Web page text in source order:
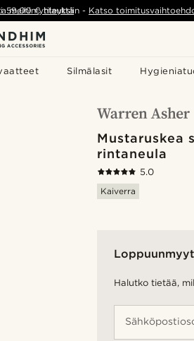
Silmälasit
59,00 €tilauksiin - Katso
meihin yhteyttä
Mustaruskea
rintaneula
5.0
Kaiverra
Halutko tietää,